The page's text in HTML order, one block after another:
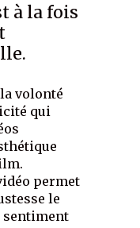
à la fois
volonté
qui
permet
le
sentiment